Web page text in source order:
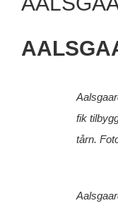
fik
tårn.